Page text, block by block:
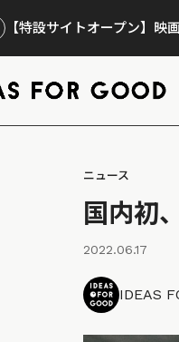
【特設サイトオープン】
ニュース
国内初
2022.06.17
IDEAS